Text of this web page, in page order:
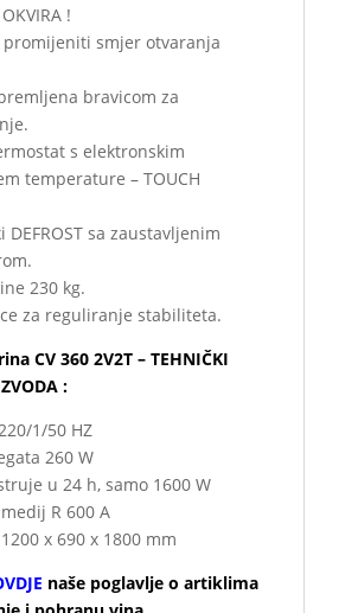
!
promijeniti smjer otvaranja
bravicom za
s elektronskim
temperature – TOUCH
DEFROST sa zaustavljenim
230 kg.
za reguliranje stabiliteta.
CV 360 2V2T – TEHNIČKI
:
1/50 HZ
260 W
u 24 h, samo 1600 W
R 600 A
x 690 x 1800 mm
naše poglavlje o artiklima